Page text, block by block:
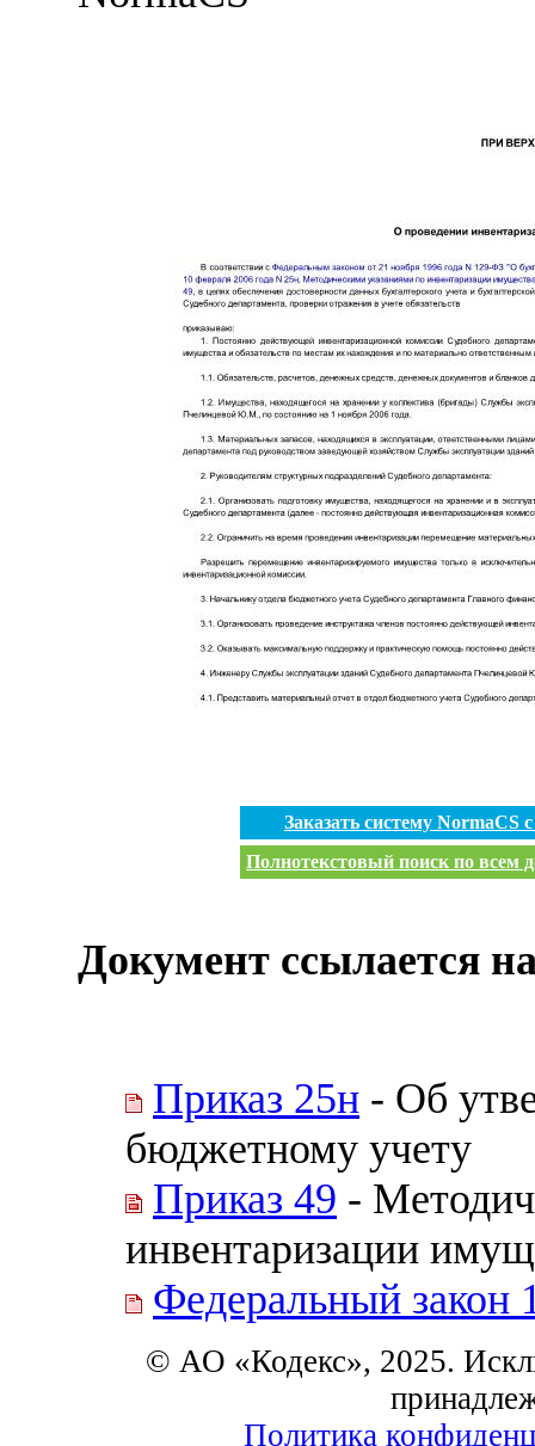
Заказать систему
Полнотекстовый поиск по всем
Документ ссылается
Приказ 25н - Об
бюджетному учету
Приказ 49 -
инвентаризации
Федеральный закон
© АО «Кодекс», 2025.
Политика